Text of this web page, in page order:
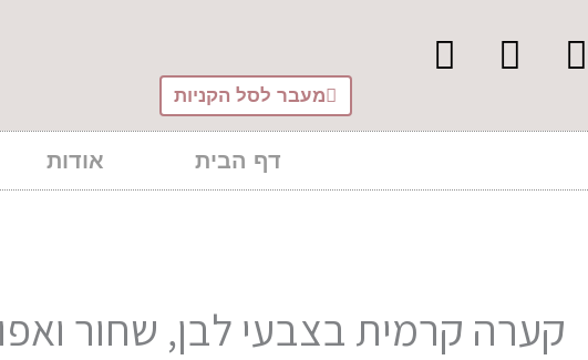
לתוכן
מעבר לסל הקניות
דף הבית אודות
קערה קרמית בצבעי לבן, שחור